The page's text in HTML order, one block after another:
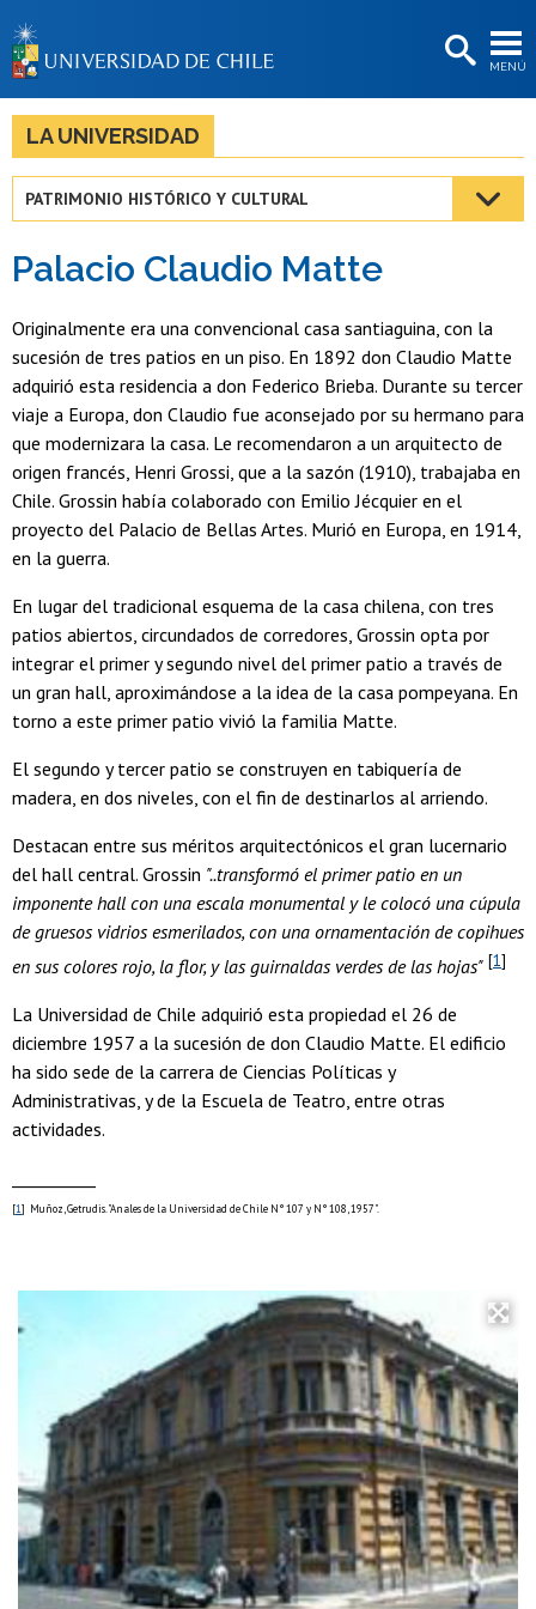
MENÚ
BIBLIOTECAS
LA UNIVERSIDAD
Estudiantes
Académicas/os
Funcionarias/os
Egresadas/os
LA UNIVERSIDAD
PATRIMONIO HISTÓRICO Y CULTURAL
Palacio Claudio Matte
Originalmente era una convencional casa santiaguina, con la
sucesión de tres patios en un piso. En 1892 don Claudio Matte
adquirió esta residencia a don Federico Brieba. Durante su tercer
viaje a Europa, don Claudio fue aconsejado por su hermano para
que modernizara la casa. Le recomendaron a un arquitecto de
origen francés, Henri Grossi, que a la sazón (1910), trabajaba en
Chile. Grossin había colaborado con Emilio Jécquier en el
proyecto del Palacio de Bellas Artes. Murió en Europa, en 1914,
en la guerra.
En lugar del tradicional esquema de la casa chilena, con tres
patios abiertos, circundados de corredores, Grossin opta por
integrar el primer y segundo nivel del primer patio a través de
un gran hall, aproximándose a la idea de la casa pompeyana. En
torno a este primer patio vivió la familia Matte.
El segundo y tercer patio se construyen en tabiquería de
madera, en dos niveles, con el fin de destinarlos al arriendo.
Destacan entre sus méritos arquitectónicos el gran lucernario
del hall central. Grossin "..transformó el primer patio en un
imponente hall con una escala monumental y le colocó una cúpula
de gruesos vidrios esmerilados, con una ornamentación de copihues
en sus colores rojo, la flor, y las guirnaldas verdes de las hojas" [1]
La Universidad de Chile adquirió esta propiedad el 26 de
diciembre 1957 a la sucesión de don Claudio Matte. El edificio
ha sido sede de la carrera de Ciencias Políticas y
Administrativas, y de la Escuela de Teatro, entre otras
actividades.
[1] Muñoz, Getrudis. "Anales de la Universidad de Chile N° 107 y N° 108, 1957".